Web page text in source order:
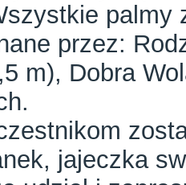
palmy
przez:
m), Dobra
jajeczka